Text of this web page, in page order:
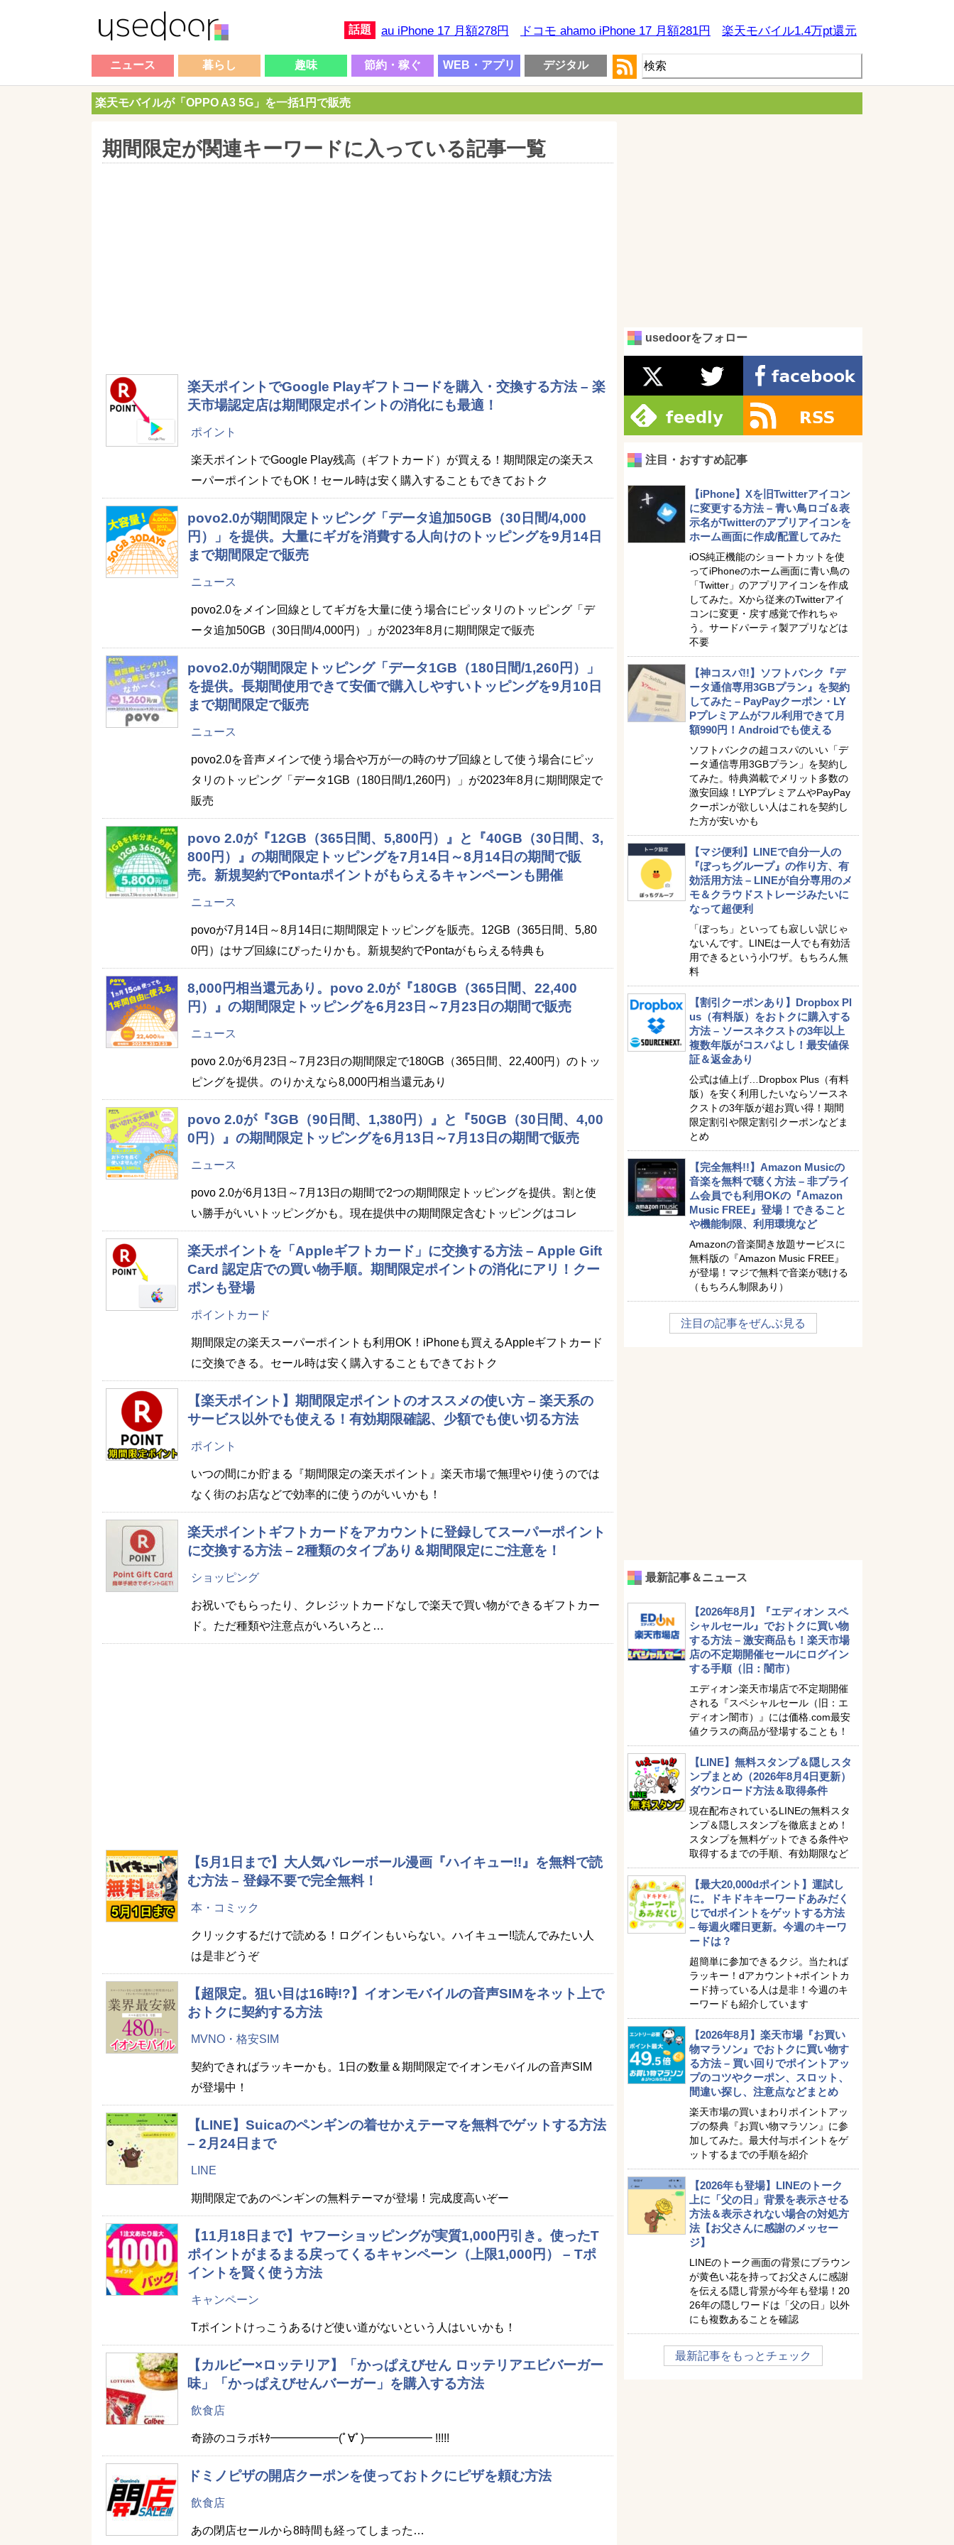
話題 au iPhone 17 月額278円 ドコモ ahamo iPhone 17 月額281円 楽天モバイル1.4万pt還元
ニュース 暮らし 趣味 節約・稼ぐ WEB・アプリ デジタル
楽天モバイルが「OPPO A3 5G」を一括1円で販売
期間限定が関連キーワードに入っている記事一覧
楽天ポイントでGoogle Playギフトコードを購入・交換する方法 – 楽
天市場認定店は期間限定ポイントの消化にも最適！
ポイント
楽天ポイントでGoogle Play残高（ギフトカード）が買える！期間限定の楽天ス
ーパーポイントでもOK！セール時は安く購入することもできておトク
povo2.0が期間限定トッピング「データ追加50GB（30日間/4,000
円）」を提供。大量にギガを消費する人向けのトッピングを9月14日
まで期間限定で販売
ニュース
povo2.0をメイン回線としてギガを大量に使う場合にピッタリのトッピング「デ
ータ追加50GB（30日間/4,000円）」が2023年8月に期間限定で販売
povo2.0が期間限定トッピング「データ1GB（180日間/1,260円）」
を提供。長期間使用できて安価で購入しやすいトッピングを9月10日
まで期間限定で販売
ニュース
povo2.0を音声メインで使う場合や万が一の時のサブ回線として使う場合にピッ
タリのトッピング「データ1GB（180日間/1,260円）」が2023年8月に期間限定で
販売
povo 2.0が『12GB（365日間、5,800円）』と『40GB（30日間、3,
800円）』の期間限定トッピングを7月14日～8月14日の期間で販
売。新規契約でPontaポイントがもらえるキャンペーンも開催
ニュース
povoが7月14日～8月14日に期間限定トッピングを販売。12GB（365日間、5,80
0円）はサブ回線にぴったりかも。新規契約でPontaがもらえる特典も
8,000円相当還元あり。povo 2.0が『180GB（365日間、22,400
円）』の期間限定トッピングを6月23日～7月23日の期間で販売
ニュース
povo 2.0が6月23日～7月23日の期間限定で180GB（365日間、22,400円）のトッ
ピングを提供。のりかえなら8,000円相当還元あり
povo 2.0が『3GB（90日間、1,380円）』と『50GB（30日間、4,00
0円）』の期間限定トッピングを6月13日～7月13日の期間で販売
ニュース
povo 2.0が6月13日～7月13日の期間で2つの期間限定トッピングを提供。割と使
い勝手がいいトッピングかも。現在提供中の期間限定含むトッピングはコレ
楽天ポイントを「Appleギフトカード」に交換する方法 – Apple Gift
Card 認定店での買い物手順。期間限定ポイントの消化にアリ！クー
ポンも登場
ポイントカード
期間限定の楽天スーパーポイントも利用OK！iPhoneも買えるAppleギフトカード
に交換できる。セール時は安く購入することもできておトク
【楽天ポイント】期間限定ポイントのオススメの使い方 – 楽天系の
サービス以外でも使える！有効期限確認、少額でも使い切る方法
ポイント
いつの間にか貯まる『期間限定の楽天ポイント』楽天市場で無理やり使うのでは
なく街のお店などで効率的に使うのがいいかも！
楽天ポイントギフトカードをアカウントに登録してスーパーポイント
に交換する方法 – 2種類のタイプあり＆期間限定にご注意を！
ショッピング
お祝いでもらったり、クレジットカードなしで楽天で買い物ができるギフトカー
ド。ただ種類や注意点がいろいろと…
【5月1日まで】大人気バレーボール漫画『ハイキュー!!』を無料で読
む方法 – 登録不要で完全無料！
本・コミック
クリックするだけで読める！ログインもいらない。ハイキュー!!読んでみたい人
は是非どうぞ
【超限定。狙い目は16時!?】イオンモバイルの音声SIMをネット上で
おトクに契約する方法
MVNO・格安SIM
契約できればラッキーかも。1日の数量＆期間限定でイオンモバイルの音声SIM
が登場中！
【LINE】Suicaのペンギンの着せかえテーマを無料でゲットする方法
– 2月24日まで
LINE
期間限定であのペンギンの無料テーマが登場！完成度高いぞー
【11月18日まで】ヤフーショッピングが実質1,000円引き。使ったT
ポイントがまるまる戻ってくるキャンペーン（上限1,000円） – Tポ
イントを賢く使う方法
キャンペーン
Tポイントけっこうあるけど使い道がないという人はいいかも！
【カルビー×ロッテリア】「かっぱえびせん ロッテリアエビバーガー
味」「かっぱえびせんバーガー」を購入する方法
飲食店
奇跡のコラボｷﾀ━━━━━━(ﾟ∀ﾟ)━━━━━━ !!!!!
ドミノピザの開店クーポンを使っておトクにピザを頼む方法
飲食店
あの閉店セールから8時間も経ってしまった…
usedoorをフォロー
注目・おすすめ記事
【iPhone】Xを旧Twitterアイコン
に変更する方法 – 青い鳥ロゴ＆表
示名がTwitterのアプリアイコンを
ホーム画面に作成/配置してみた
iOS純正機能のショートカットを使
ってiPhoneのホーム画面に青い鳥の
「Twitter」のアプリアイコンを作成
してみた。Xから従来のTwitterアイ
コンに変更・戻す感覚で作れちゃ
う。サードパーティ製アプリなどは
不要
【神コスパ!!】ソフトバンク『デ
ータ通信専用3GBプラン』を契約
してみた – PayPayクーポン・LY
Pプレミアムがフル利用できて月
額990円！Androidでも使える
ソフトバンクの超コスパのいい「デ
ータ通信専用3GBプラン」を契約し
てみた。特典満載でメリット多数の
激安回線！LYPプレミアムやPayPay
クーポンが欲しい人はこれを契約し
た方が安いかも
【マジ便利】LINEで自分一人の
『ぼっちグループ』の作り方、有
効活用方法 – LINEが自分専用のメ
モ＆クラウドストレージみたいに
なって超便利
「ぼっち」といっても寂しい訳じゃ
ないんです。LINEは一人でも有効活
用できるという小ワザ。もちろん無
料
【割引クーポンあり】Dropbox Pl
us（有料版）をおトクに購入する
方法 – ソースネクストの3年以上
複数年版がコスパよし！最安値保
証＆返金あり
公式は値上げ…Dropbox Plus（有料
版）を安く利用したいならソースネ
クストの3年版が超お買い得！期間
限定割引や限定割引クーポンなどま
とめ
【完全無料!!】Amazon Musicの
音楽を無料で聴く方法 – 非プライ
ム会員でも利用OKの『Amazon
Music FREE』登場！できること
や機能制限、利用環境など
Amazonの音楽聞き放題サービスに
無料版の『Amazon Music FREE』
が登場！マジで無料で音楽が聴ける
（もちろん制限あり）
注目の記事をぜんぶ見る
最新記事＆ニュース
【2026年8月】『エディオン スペ
シャルセール』でおトクに買い物
する方法 – 激安商品も！楽天市場
店の不定期開催セールにログイン
する手順（旧：闇市）
エディオン楽天市場店で不定期開催
される『スペシャルセール（旧：エ
ディオン闇市）』には価格.com最安
値クラスの商品が登場することも！
【LINE】無料スタンプ＆隠しスタ
ンプまとめ（2026年8月4日更新）
ダウンロード方法＆取得条件
現在配布されているLINEの無料スタ
ンプ＆隠しスタンプを徹底まとめ！
スタンプを無料ゲットできる条件や
取得するまでの手順、有効期限など
【最大20,000dポイント】運試し
に。ドキドキキーワードあみだく
じでdポイントをゲットする方法
– 毎週火曜日更新。今週のキーワ
ードは？
超簡単に参加できるクジ。当たれば
ラッキー！dアカウント+ポイントカ
ード持っている人は是非！今週のキ
ーワードも紹介しています
【2026年8月】楽天市場『お買い
物マラソン』でおトクに買い物す
る方法 – 買い回りでポイントアッ
プのコツやクーポン、スロット、
間違い探し、注意点などまとめ
楽天市場の買いまわりポイントアッ
プの祭典『お買い物マラソン』に参
加してみた。最大付与ポイントをゲ
ットするまでの手順を紹介
【2026年も登場】LINEのトーク
上に「父の日」背景を表示させる
方法＆表示されない場合の対処方
法【お父さんに感謝のメッセー
ジ】
LINEのトーク画面の背景にブラウン
が黄色い花を持ってお父さんに感謝
を伝える隠し背景が今年も登場！20
26年の隠しワードは「父の日」以外
にも複数あることを確認
最新記事をもっとチェック